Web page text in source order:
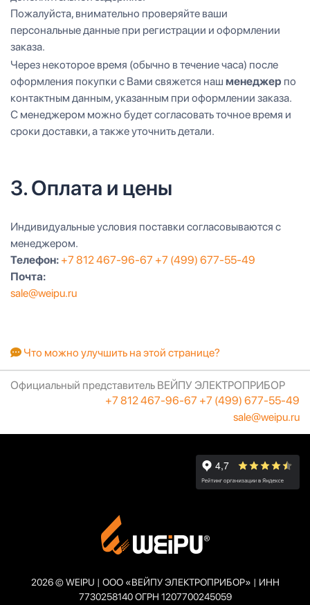
Пожалуйста, внимательно проверяйте ваши
персональные данные при регистрации и оформлении
заказа.
Через некоторое время (обычно в течение часа) после
оформления покупки с Вами свяжется наш менеджер по
контактным данным, указанным при оформлении заказа.
С менеджером можно будет согласовать точное время и
сроки доставки, а также уточнить детали.
3. Оплата и цены
Индивидуальные условия поставки согласовываются с
менеджером.
Телефон: +7 812 467-96-67 +7 (499) 677-55-49
Почта:
sale@weipu.ru
Что можно улучшить на этой странице?
Официальный представитель ВЕЙПУ ЭЛЕКТРОПРИБОР
+7 812 467-96-67 +7 (499) 677-55-49
sale@weipu.ru
2026 © WEIPU | ООО «ВЕЙПУ ЭЛЕКТРОПРИБОР» | ИНН
7730258140 ОГРН 1207700245059